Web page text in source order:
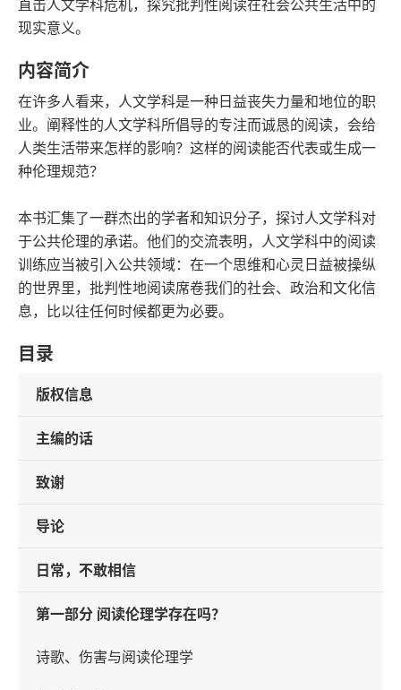
发行日期
直击人文学科危机，探究批判性阅读在社会公共生活中的
现实意义。
内容简介
在许多人看来，人文学科是一种日益丧失力量和地位的职
业。阐释性的人文学科所倡导的专注而诚恳的阅读，会给
人类生活带来怎样的影响？这样的阅读能否代表或生成一
种伦理规范？
本书汇集了一群杰出的学者和知识分子，探讨人文学科对
于公共伦理的承诺。他们的交流表明，人文学科中的阅读
训练应当被引入公共领域：在一个思维和心灵日益被操纵
的世界里，批判性地阅读席卷我们的社会、政治和文化信
息，比以往任何时候都更为必要。
目录
版权信息
主编的话
致谢
导论
日常，不敢相信
第一部分 阅读伦理学存在吗？
诗歌、伤害与阅读伦理学